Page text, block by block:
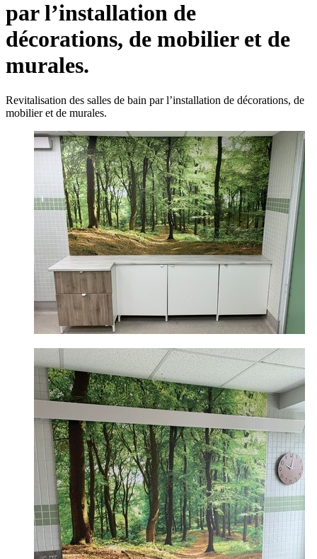
par l’installation de
décorations, de mobilier et de
murales.
Revitalisation des salles de bain par l’installation de décorations, de
mobilier et de murales.